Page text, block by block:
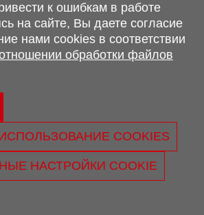
что вся предоставленная на сайте
комплектаций, технических
сочетаний, а также стоимости и
носит информационный характер и
офертой, определяемой п.2 ст.407
Республики Беларусь.
данных
обработки файлов cookie.
№290667530 выдано 02.02.2009
Ленинского р-на г. Бреста
к ошибкам в работе
на сайте, Вы даете согласие
нами cookies в соответствии
обработки файлов
COOKIES
НАСТРОЙКИ COOKIE